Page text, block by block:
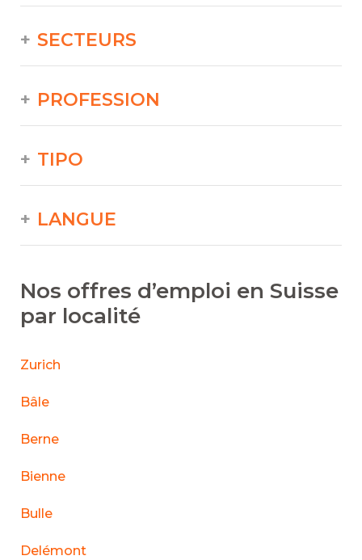
SECTEURS
PROFESSION
TIPO
LANGUE
Nos offres d’emploi en Suisse
par localité
Zurich
Bâle
Berne
Bienne
Bulle
Delémont